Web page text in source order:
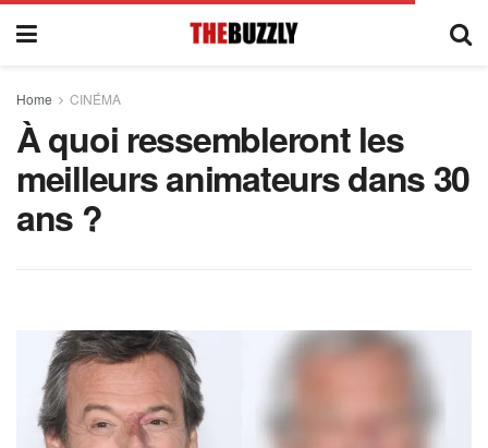
Home CINÉMA
À quoi ressembleront les
meilleurs animateurs dans 30
ans ?